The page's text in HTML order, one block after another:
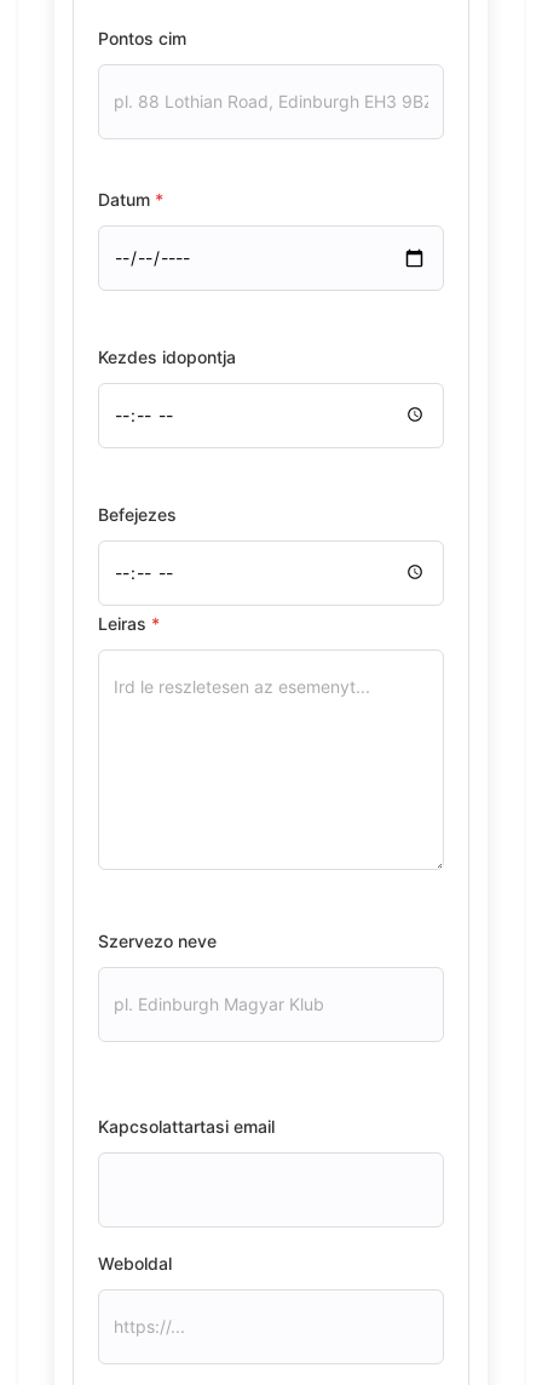
Pontos cim
Datum *
Kezdes idopontja
Befejezes
Leiras *
Szervezo neve
Kapcsolattartasi email
Weboldal